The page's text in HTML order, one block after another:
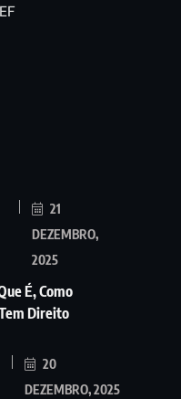
21
DEZEMBRO,
2025
É, Como
Direito
20
DEZEMBRO, 2025